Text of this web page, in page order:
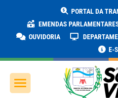
PORTAL DA
EMENDAS
OUVIDORIA
E-